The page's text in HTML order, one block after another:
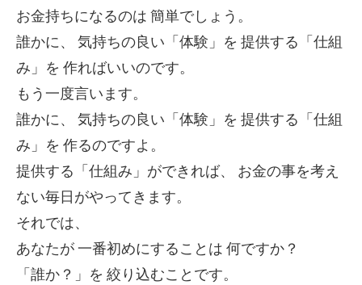
お金持ちになるのは 簡単でしょう。
誰かに、
気持ちの良い「体験」を 提供する「仕組
み」を 作ればいいのです。
もう一度言います。
誰かに、
気持ちの良い「体験」を 提供する「仕組
み」を 作るのですよ。
提供する「仕組み」ができれば、
お金の事を考え
ない毎日がやってきます。
それでは、
あなたが一番初めにすることは 何ですか？
「誰か？」を 絞り込むことです。